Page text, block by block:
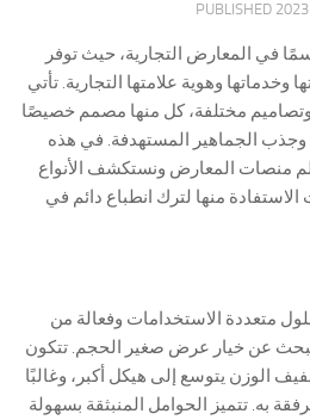
PUBLISHED
في المعارض التجارية، حيث توفر
وهوية علامتها التجارية. تأتي
مختلفة، كل منها مصمم خصيصًا
وجذب الجماهير المستهدفة. في هذه
منصات المعارض ونستكشف الأنواع
منها لترك انطباع دائم في
متعددة الاستخدامات وفعالة من
عن خيار عرض صغير الحجم. تتكون
الوزن يتوسع إلى هيكل أكبر، وغالبًا
به. تتميز الحوامل المنبثقة بسهولة